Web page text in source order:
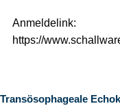
Anmeldelink:
https://
Transösophageale Echokardiografie DEGUM Modul 1 und 2